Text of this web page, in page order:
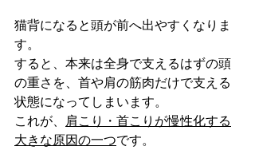
猫背になると頭が前へ出やすくなりま
す。
すると、本来は全身で支えるはずの頭
の重さを、首や肩の筋肉だけで支える
状態になってしまいます。
これが、 肩こり・首こりが慢性化する
大きな原因の一つです。